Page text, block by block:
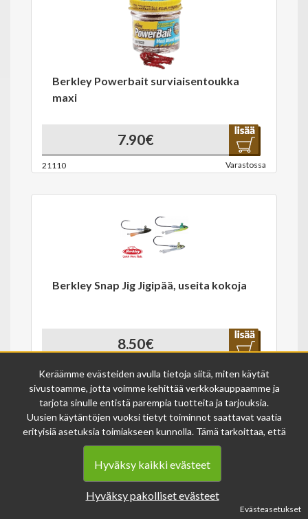
Berkley Powerbait surviaisentoukka
maxi
7.90€
21110 Varastossa
Berkley Snap Jig Jigipää, useita kokoja
8.50€
31032 Varastossa
Berkley Trilene XL 270m Monofiili Siima,
Keräämme evästeiden avulla tietoja siitä, miten käytät
sivustoamme, jotta voimme kehittää verkkokauppaamme ja
tarjota sinulle entistä parempia tuotteita ja tarjouksia.
Uusien käytäntöjen vuoksi tietyt toiminnot saattavat vaatia
erityisiä asetuksia toimiakseen kunnolla. Tämä tarkoittaa, että
joissakin tapauksissa anonymisoidut tiedot voivat kertyä,
vaikka olisit kieltänyt evästeiden käytön. Näitä tietoja
käytetään ainoastaan palvelumme parantamiseen, eikä niistä
Voit muuttaa evästeasetuksiasi milloin tahansa sivun
Hyväksy kaikki evästeet
Hyväksy pakolliset evästeet
Evästeasetukset